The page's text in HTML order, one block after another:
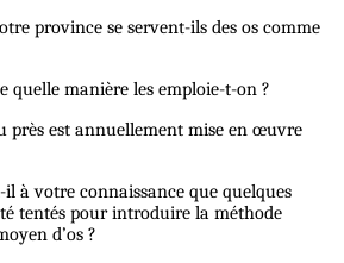
province se servent-ils des os comme
quelle manière les emploie-t-on ?
près est annuellement mise en œuvre
il à votre connaissance que quelques
tentés pour introduire la méthode
d’os ?